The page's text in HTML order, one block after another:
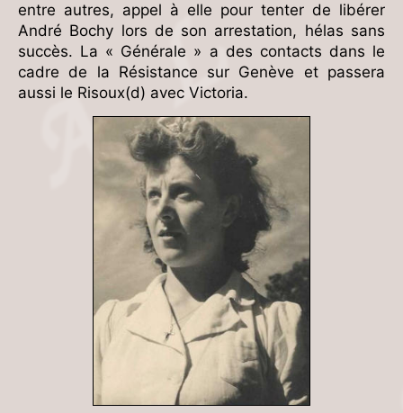
entre autres, appel à elle pour tenter de libérer
André Bochy lors de son arrestation, hélas sans
succès. La « Générale » a des contacts dans le
cadre de la Résistance sur Genève et passera
aussi le Risoux(d) avec Victoria.